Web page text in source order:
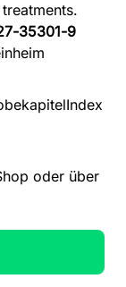
35301-9
Index
oder über